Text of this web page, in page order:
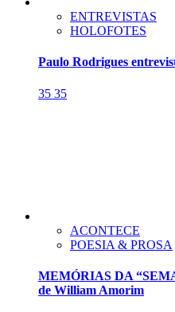
ENTREVISTAS
HOLOFOTES
Paulo Rodrigues
35 35
ACONTECE
POESIA & PROSA
MEMÓRIAS DA
de William Amorim